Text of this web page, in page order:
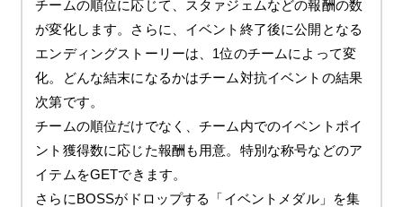
チームの順位に応じて、スタァジェムなどの報酬の数
が変化します。さらに、イベント終了後に公開となる
エンディングストーリーは、1位のチームによって変
化。どんな結末になるかはチーム対抗イベントの結果
次第です。
チームの順位だけでなく、チーム内でのイベントポイ
ント獲得数に応じた報酬も用意。特別な称号などのア
イテムをGETできます。
さらにBOSSがドロップする「イベントメダル」を集